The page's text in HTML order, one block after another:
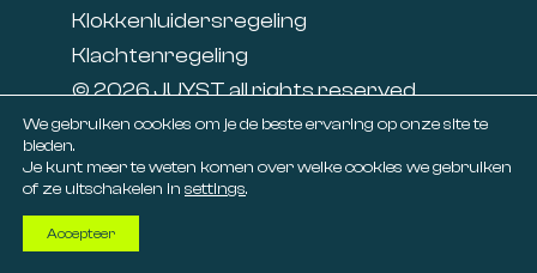
Klokkenluidersregeling
Klachtenregeling
© 2026 JUYST all rights reserved
Linkedin
Facebook
We gebruiken cookies om je de beste ervaring op onze site te
bieden.
Je kunt meer te weten komen over welke cookies we gebruiken
of ze uitschakelen in settings.
Accepteer